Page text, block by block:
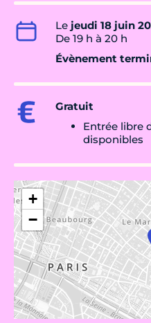
Le jeudi 18 juin
De 19 h à 20 h
Évènement
Gratuit
Entrée libre
disponibles
+
−